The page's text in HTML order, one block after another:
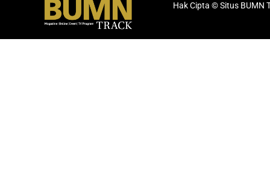
Hak Cipta © Situs BUMN